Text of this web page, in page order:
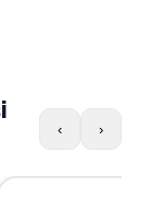
‹ ›